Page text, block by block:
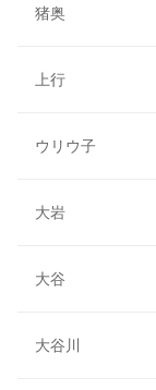
猪奥
上行
ウリウ子
大岩
大谷
大谷川